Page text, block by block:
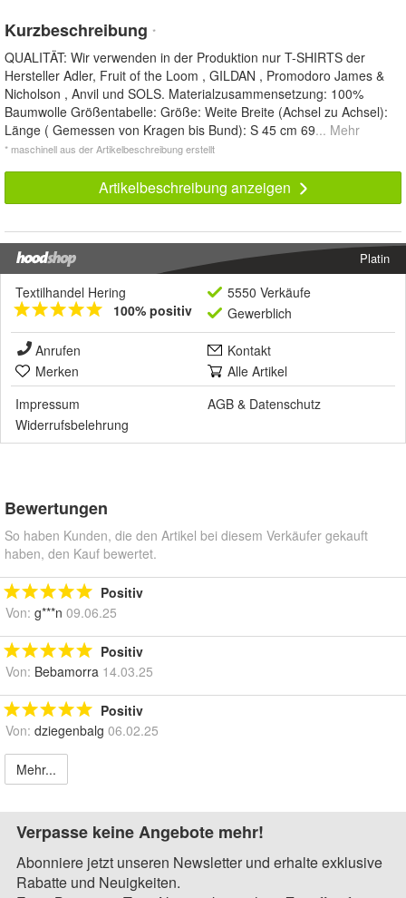
Kurzbeschreibung *
QUALITÄT: Wir verwenden in der Produktion nur T-SHIRTS der
Hersteller Adler, Fruit of the Loom , GILDAN , Promodoro James &
Nicholson , Anvil und SOLS. Materialzusammensetzung: 100%
Baumwolle Größentabelle: Größe: Weite Breite (Achsel zu Achsel):
Länge ( Gemessen von Kragen bis Bund): S 45 cm 69... Mehr
* maschinell aus der Artikelbeschreibung erstellt
Artikelbeschreibung anzeigen
Platin
Textilhandel Hering
100% positiv
5550 Verkäufe
Gewerblich
Anrufen
Kontakt
Merken
Alle Artikel
Impressum
AGB & Datenschutz
Widerrufsbelehrung
Bewertungen
So haben Kunden, die den Artikel bei diesem Verkäufer gekauft
haben, den Kauf bewertet.
Positiv
Von: g***n 09.06.25
Positiv
Von: Bebamorra 14.03.25
Positiv
Von: dziegenbalg 06.02.25
Mehr...
Verpasse keine Angebote mehr!
Abonniere jetzt unseren Newsletter und erhalte exklusive
Rabatte und Neuigkeiten.